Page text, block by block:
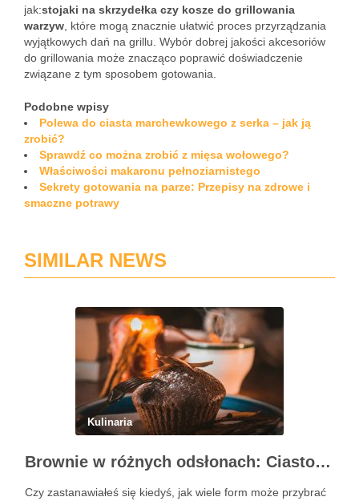
jak:stojaki na skrzydełka czy kosze do grillowania
warzyw , które mogą znacznie ułatwić proces przyrządzania
wyjątkowych dań na grillu. Wybór dobrej jakości akcesoriów
do grillowania może znacząco poprawić doświadczenie
związane z tym sposobem gotowania.
Podobne wpisy
Polewa do ciasta marchewkowego z serka – jak ją
zrobić?
Sprawdź co można zrobić z mięsa wołowego?
Właściwości makaronu pełnoziarnistego
Sekrety gotowania na parze: Przepisy na zdrowe i
smaczne potrawy
SIMILAR NEWS
Kulinaria
Brownie w różnych odsłonach: Ciasto, muffinki czy brownie w słoiczku?
Czy zastanawiałeś się kiedyś, jak wiele form może przybrać